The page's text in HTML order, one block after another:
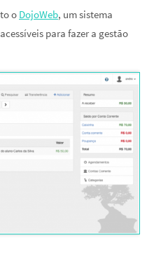
o DojoWeb, um sistema
para fazer a gestão